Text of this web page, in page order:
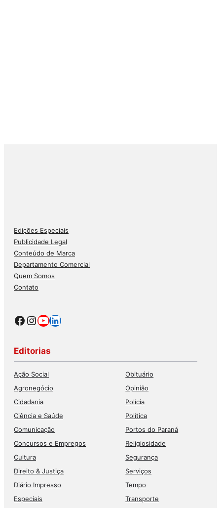
Edições Especiais
Publicidade Legal
Conteúdo de Marca
Departamento Comercial
Quem Somos
Contato
Facebook
Instagram
Youtube
LinkedIn
Editorias
Ação Social
Agronegócio
Cidadania
Ciência e Saúde
Comunicação
Concursos e Empregos
Cultura
Direito & Justiça
Diário Impresso
Especiais
Obituário
Opinião
Polícia
Política
Portos do Paraná
Religiosidade
Segurança
Serviços
Tempo
Transporte